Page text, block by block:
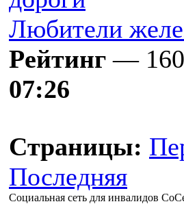
Любители
Рейтинг —
07:26
Страницы:
Последняя
Социальная сеть для инвалидов